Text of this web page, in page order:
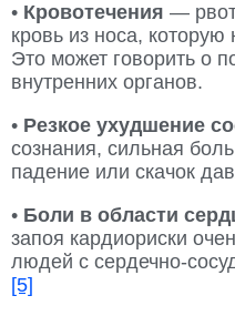
• Кровотечения —
кровь из носа,
Это может говорить о
внутренних органов.
• Резкое ухудшение
сознания, сильная
падение или скачок
• Боли в области
запоя кардиориски
людей с сердечно-
[5]